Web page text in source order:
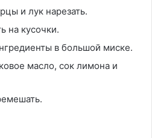
и лук нарезать.
на кусочки.
в большой миске.
масло, сок лимона и